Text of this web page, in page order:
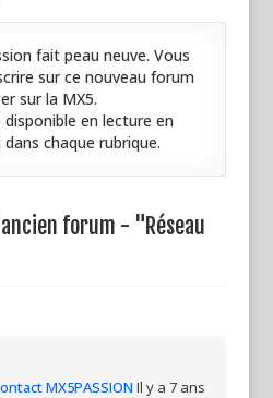
fait peau neuve. Vous
sur ce nouveau forum
sur la MX5.
en lecture en
chaque rubrique.
forum - "Réseau
MX5PASSION Il y a 7 ans